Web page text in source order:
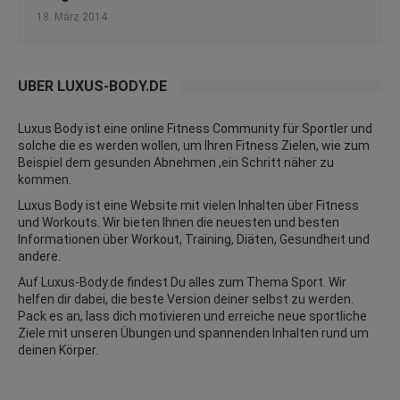
18. März 2014
ÜBER LUXUS-BODY.DE
Luxus Body ist eine online Fitness Community für Sportler und
solche die es werden wollen, um Ihren Fitness Zielen, wie zum
Beispiel dem gesunden Abnehmen ,ein Schritt näher zu
kommen.
Luxus Body ist eine Website mit vielen Inhalten über Fitness
und Workouts . Wir bieten Ihnen die neuesten und besten
Informationen über Workout, Training, Diäten, Gesundheit und
andere.
Auf Luxus-Body.de findest Du alles zum Thema Sport. Wir
helfen dir dabei, die beste Version deiner selbst zu werden.
Pack es an, lass dich motivieren und erreiche neue sportliche
Ziele mit unseren Übungen und spannenden Inhalten rund um
deinen Körper.